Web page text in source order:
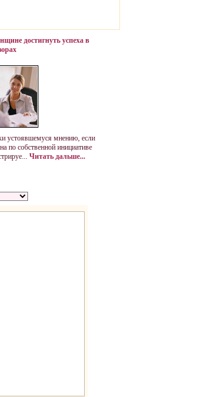
достигнуть успеха в
устоявшемуся мнению, если
по собственной инициативе
Читать дальше...